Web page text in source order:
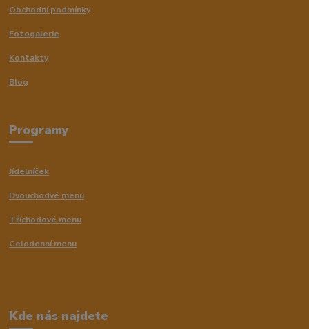
Obchodní podmínky
Fotogalerie
Kontakty
Blog
Programy
Jídelníček
Dvouchodvé menu
Tříchodové menu
Celodenní menu
Kde nás najdete